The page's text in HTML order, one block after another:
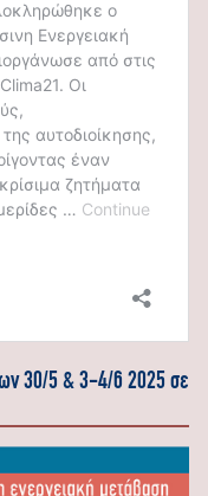
30/5 & 3-4/6 2025 σε